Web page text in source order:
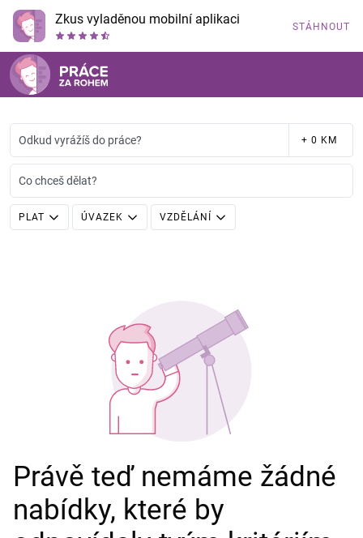
Zkus vyladěnou mobilní aplikaci STÁHNOUT
Odkud vyrážíš do práce? + 0 KM
Co chceš dělat?
PLAT ÚVAZEK VZDĚLÁNÍ
Právě teď nemáme žádné
nabídky, které by